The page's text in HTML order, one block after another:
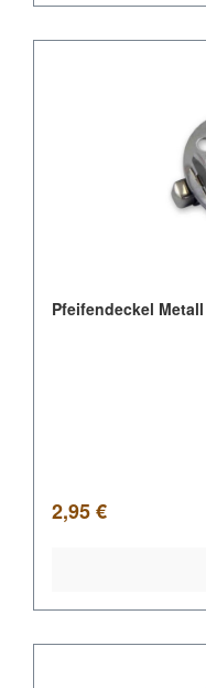
Pfeifendeckel
Regulärer Preis:
2,95 €